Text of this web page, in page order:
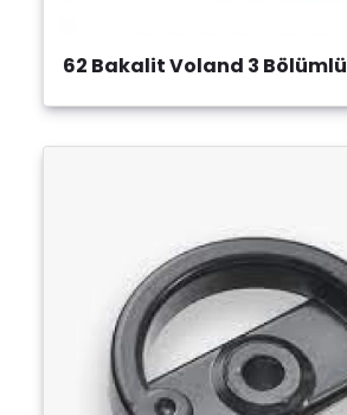
62 Bakalit Voland 3 Bölümlü